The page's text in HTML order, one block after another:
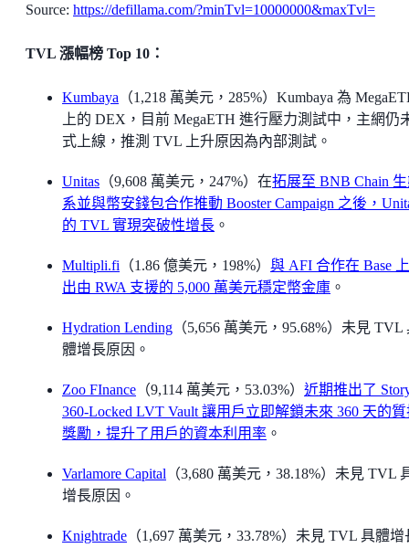
Source: https://defillama.com/?minTvl=10000000&maxTvl=
TVL 漲幅榜 Top 10：
Kumbaya （1,218 萬美元，285%）Kumbaya 為
上的 DEX，目前 MegaETH 進行壓力測試中，主網仍
式上線，推測 TVL 上升原因為內部測試。
Unitas （9,608 萬美元，247%）在拓展至 BNB Chain
系並與幣安錢包合作推動 Booster Campaign 之後，
的 TVL 實現突破性增長 。
Multipli.fi （1.86 億美元，198%） 與 AFI 合作在 Base
出由 RWA 支援的 5,000 萬美元穩定幣金庫 。
Hydration Lending （5,656 萬美元，95.68%）未見 TVL
體增長原因。
Zoo FInance （9,114 萬美元，53.03%） 近期推出了
360-Locked LVT Vault 讓用戶立即解鎖未來 360 天的
獎勵，提升了用戶的資本利用率 。
Varlamore Capital （3,680 萬美元，38.18%）未見 TVL
增長原因。
Knightrade （1,697 萬美元，33.78%）未見 TVL 具體增